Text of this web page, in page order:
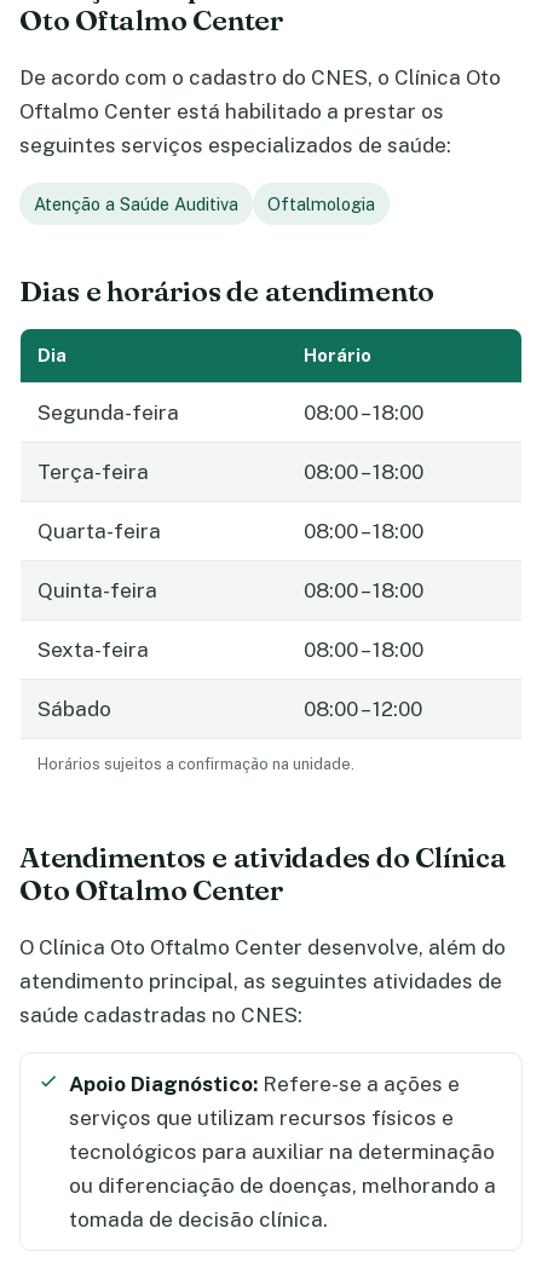
Oto Oftalmo Center
De acordo com o cadastro do CNES, o Clínica Oto
Oftalmo Center está habilitado a prestar os
seguintes serviços especializados de saúde:
Atenção a Saúde Auditiva Oftalmologia
Dias e horários de atendimento
Dia Horário
Segunda-feira 08:00 – 18:00
Terça-feira 08:00 – 18:00
Quarta-feira 08:00 – 18:00
Quinta-feira 08:00 – 18:00
Sexta-feira 08:00 – 18:00
Sábado 08:00 – 12:00
Horários sujeitos a confirmação na unidade.
Atendimentos e atividades do Clínica
Oto Oftalmo Center
O Clínica Oto Oftalmo Center desenvolve, além do
atendimento principal, as seguintes atividades de
saúde cadastradas no CNES:
Apoio Diagnóstico: Refere-se a ações e
serviços que utilizam recursos físicos e
tecnológicos para auxiliar na determinação
ou diferenciação de doenças, melhorando a
tomada de decisão clínica.